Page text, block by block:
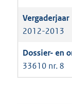
2012-2013
33610 nr. 8